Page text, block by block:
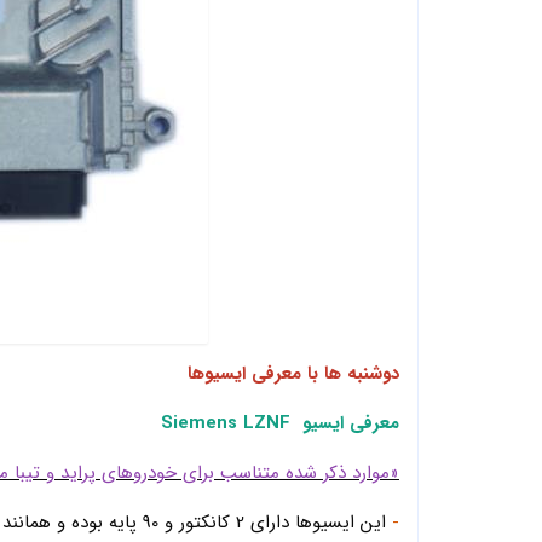
دوشنبه ها با معرفی ایسیوها
معرفی ایسیو Siemens LZNF
«موارد ذکر شده متناسب برای خودروهای پراید و تیبا مدل 97 و 98
- این ایسیوها دارای 2 کانکتور و 90 پایه بوده و همانند زیمنس معمولی می باشند.